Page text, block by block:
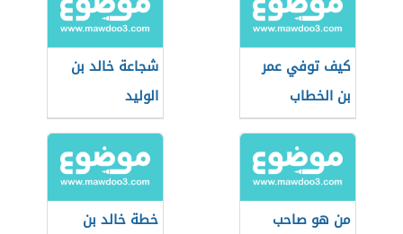
كيف توفي عمر
بن الخطاب
شجاعة خالد بن
الوليد
من هو صاحب
خطة خالد بن